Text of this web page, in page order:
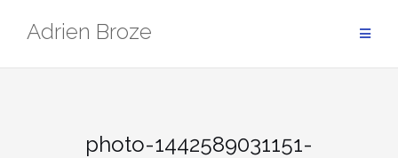
Adrien Broze
photo-1442589031151-